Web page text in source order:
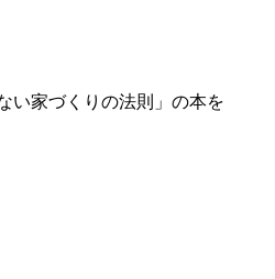
い家づくりの法則」の本を